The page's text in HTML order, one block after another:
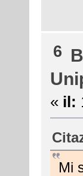
6
« il:
Mi